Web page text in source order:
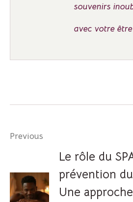
souvenirs
avec votre
Navigation
l’article
Previous
Le rôle du
prévention
Une